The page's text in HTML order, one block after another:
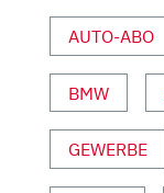
VON
YOUTUBE
AUTO-ABO
BMW
GEWERBE